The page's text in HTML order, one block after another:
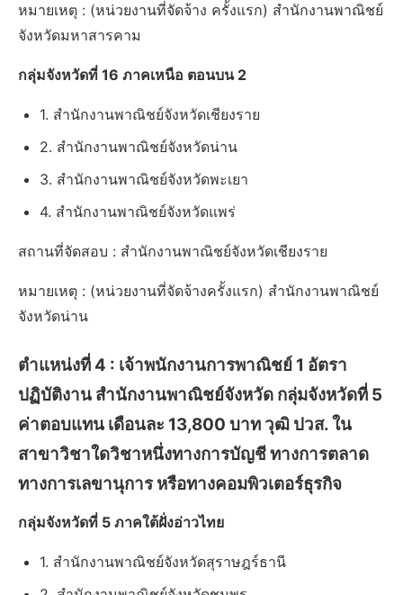
หมายเหตุ : (หน่วยงานที่จัดจ้าง ครั้งแรก) สำนักงานพาณิชย์
จังหวัดมหาสารคาม
กลุ่มจังหวัดที่ 16 ภาคเหนือ ตอนบน 2
1. สำนักงานพาณิชย์จังหวัดเชียงราย
2. สำนักงานพาณิชย์จังหวัดน่าน
3. สำนักงานพาณิชย์จังหวัดพะเยา
4. สำนักงานพาณิชย์จังหวัดแพร่
สถานที่จัดสอบ : สำนักงานพาณิชย์จังหวัดเชียงราย
หมายเหตุ : (หน่วยงานที่จัดจ้างครั้งแรก) สำนักงานพาณิชย์
จังหวัดน่าน
ตำแหน่งที่ 4 : เจ้าพนักงานการพาณิชย์ 1 อัตรา
ปฏิบัติงาน สำนักงานพาณิชย์จังหวัด กลุ่มจังหวัดที่ 5
ค่าตอบแทน เดือนละ 13,800 บาท วุฒิ ปวส. ใน
สาขาวิชาใดวิชาหนึ่งทางการบัญชี ทางการตลาด
ทางการเลขานุการ หรือทางคอมพิวเตอร์ธุรกิจ
กลุ่มจังหวัดที่ 5 ภาคใต้ฝั่งอ่าวไทย
1. สำนักงานพาณิชย์จังหวัดสุราษฎร์ธานี